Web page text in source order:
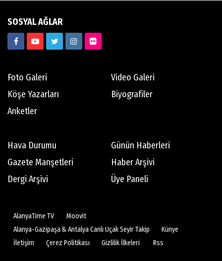
Sanem Zorlutuna
SÖZ BÜYÜDÜR
Savaşkan İlmak
Motorcunun Yol Notları
Yıl 2023 Küresel ekonominin geleceği
Abdullah Tuncer
SOSYAL AĞLAR
Foto Galeri
Video Galeri
Köşe Yazarları
Biyografiler
Anketler
Hava Durumu
Günün Haberleri
Gazete Manşetleri
Haber Arşivi
Dergi Arşivi
Üye Paneli
AlanyaTime TV
Moovit
Alanya-Gazipaşa & Antalya Canlı Uçak Seyir Takip
Künye
İletişim
Çerez Politikası Gizlilik İlkeleri Rss